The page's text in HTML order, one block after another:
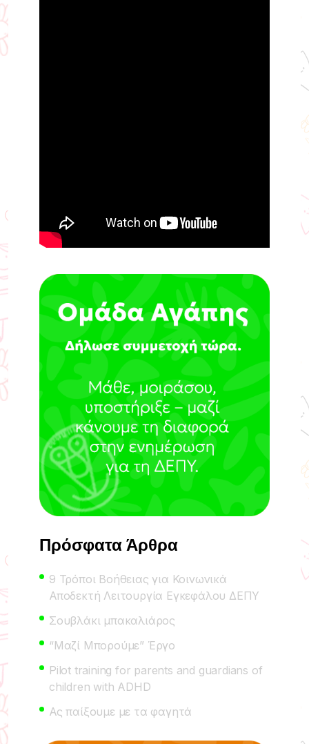
Πρόσφατα Άρθρα
9 Τρόποι Βοήθειας για Κοινωνικά
Αποδεκτή Λειτουργία Εγκεφάλου ΔΕΠΥ
Σουβλάκι μπακαλιάρος
“Μαζί Μπορούμε” Έργο
Pilot training for parents and guardians of
children with ADHD
Ας παίξουμε με τα φαγητά